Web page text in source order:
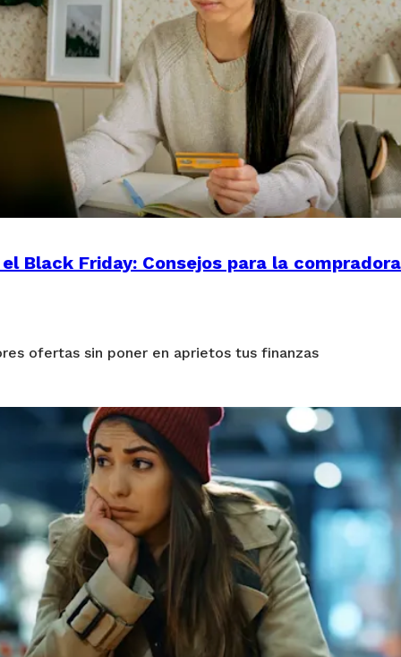
Black Friday: Consejos para la
ofertas sin poner en aprietos tus finanzas